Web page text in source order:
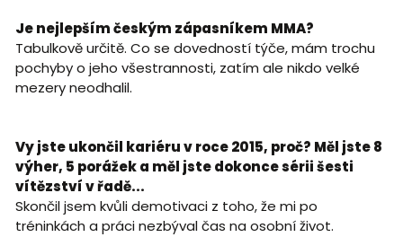
Je nejlepším českým zápasníkem MMA?
Tabulkově určitě. Co se dovedností týče, mám trochu
pochyby o jeho všestrannosti, zatím ale nikdo velké
mezery neodhalil.
Vy jste ukončil kariéru v roce 2015, proč? Měl jste 8
výher, 5 porážek a měl jste dokonce sérii šesti
vítězství v řadě...
Skončil jsem kvůli demotivaci z toho, že mi po
tréninkách a práci nezbýval čas na osobní život.